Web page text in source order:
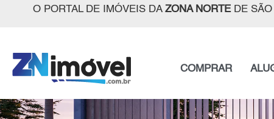
O PORTAL DE IMÓVEIS DA ZONA NORTEDE SÃO
COMPRAR